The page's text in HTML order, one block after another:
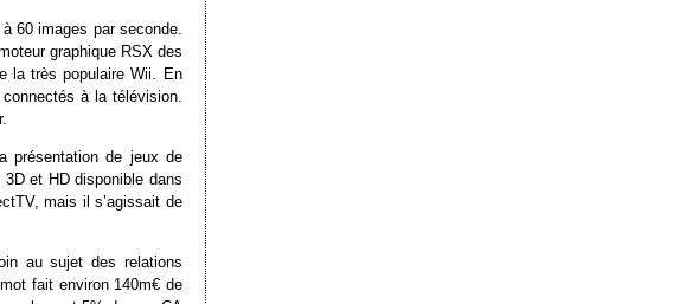
60 images par seconde.
graphique RSX des
la très populaire Wii. En
à la télévision.
présentation de jeux de
et HD disponible dans
mais il s’agissait de
au sujet des relations
fait environ 140m€ de